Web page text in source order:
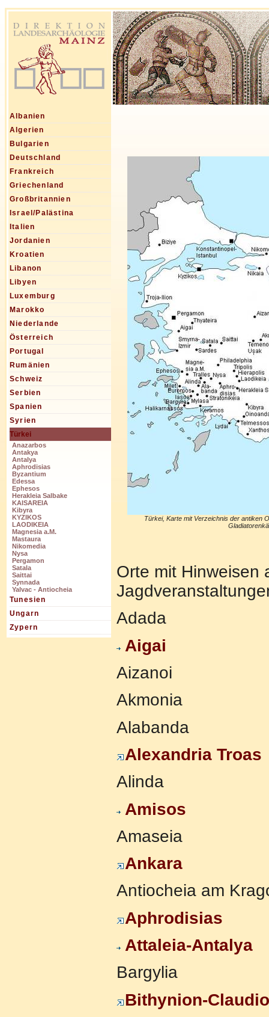
Albanien
Algerien
Bulgarien
Deutschland
Frankreich
Griechenland
Großbritannien
Israel/Palästina
Italien
Jordanien
Kroatien
Libanon
Libyen
Luxemburg
Marokko
Niederlande
Österreich
Portugal
Rumänien
Schweiz
Serbien
Spanien
Syrien
Türkei
Anazarbos
Antakya
Antalya
Aphrodisias
Byzantium
Edessa
Ephesos
Herakleia Salbake
KAISAREIA
Kibyra
KYZIKOS
LAODIKEIA
Magnesia a.M.
Mastaura
Nikomedia
Nysa
Pergamon
Satala
Saittai
Synnada
Yalvac - Antiocheia
Tunesien
Ungarn
Zypern
Türkei, Karte mit Verzeichnis der antiken
Orte mit Hinweisen
Adada
Aigai
Aizanoi
Akmonia
Alabanda
Alexandria Troas
Alinda
Amisos
Amaseia
Ankara
Antiocheia am
Aphrodisias
Attaleia-Antalya
Bargylia
Bithynion-